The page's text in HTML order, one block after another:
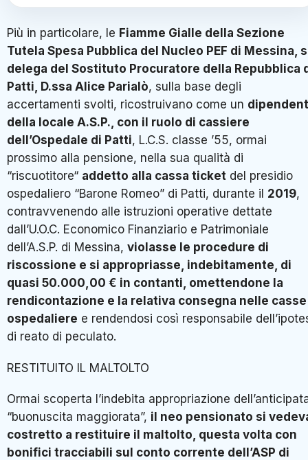
Più in particolare, le Fiamme Gialle della Sezione
Tutela Spesa Pubblica del Nucleo PEF di Messina,
delega del Sostituto Procuratore della Repubblica
Patti, D.ssa Alice Parialò, sulla base degli
accertamenti svolti, ricostruivano come un
della locale A.S.P., con il ruolo di cassiere
dell’Ospedale di Patti, L.C.S. classe ’55, ormai
prossimo alla pensione, nella sua qualità di
“riscuotitore“ addetto alla cassa ticket del presidio
ospedaliero “Barone Romeo” di Patti, durante il 2019,
contravvenendo alle istruzioni operative dettate
dall’U.O.C. Economico Finanziario e Patrimoniale
dell’A.S.P. di Messina, violasse le procedure di
riscossione e si appropriasse, indebitamente, di
quasi 50.000,00 € in contanti, omettendone la
rendicontazione e la relativa consegna nelle casse
ospedaliere e rendendosi così responsabile
di reato di peculato.
RESTITUITO IL MALTOLTO
Ormai scoperta l’indebita appropriazione
“buonuscita maggiorata”, il neo pensionato si
costretto a restituire il maltolto, questa volta con
bonifici tracciabili sul conto corrente dell’ASP di